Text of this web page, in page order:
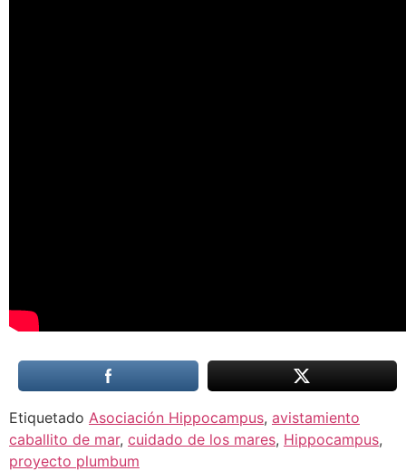
Etiquetado Asociación Hippocampus, avistamiento
caballito de mar, cuidado de los mares, Hippocampus,
proyecto plumbum